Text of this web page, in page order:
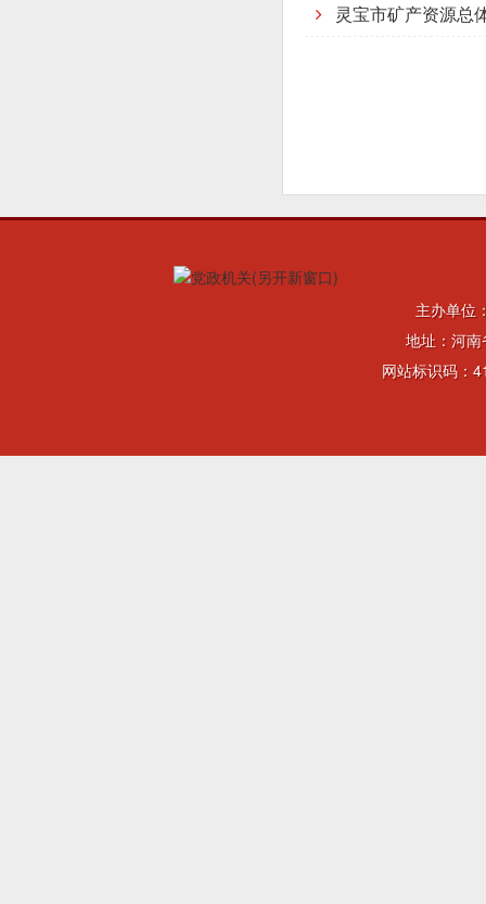
灵宝市矿产资源总
主办单位
地址：河
网站标识码